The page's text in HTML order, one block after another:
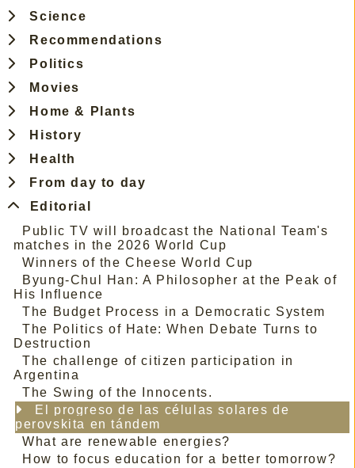
Science
Recommendations
Politics
Movies
Home & Plants
History
Health
From day to day
Editorial
Public TV will broadcast the National Team's
matches in the 2026 World Cup
Winners of the Cheese World Cup
Byung-Chul Han: A Philosopher at the Peak of
His Influence
The Budget Process in a Democratic System
The Politics of Hate: When Debate Turns to
Destruction
The challenge of citizen participation in
Argentina
The Swing of the Innocents.
El progreso de las células solares de
perovskita en tándem
What are renewable energies?
How to focus education for a better tomorrow?